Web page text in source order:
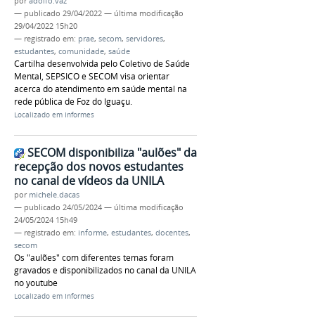
— publicado 29/04/2022 — última modificação
29/04/2022 15h20
— registrado em: prae, secom, servidores,
estudantes, comunidade, saúde
Cartilha desenvolvida pelo Coletivo de Saúde
Mental, SEPSICO e SECOM visa orientar
acerca do atendimento em saúde mental na
rede pública de Foz do Iguaçu.
Localizado em Informes
SECOM disponibiliza "aulões" da
recepção dos novos estudantes
no canal de vídeos da UNILA
por michele.dacas
— publicado 24/05/2024 — última modificação
24/05/2024 15h49
— registrado em: informe, estudantes, docentes,
secom
Os "aulões" com diferentes temas foram
gravados e disponibilizados no canal da UNILA
no youtube
Localizado em Informes